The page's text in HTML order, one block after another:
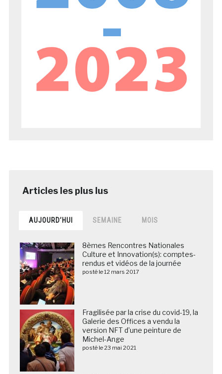
AUJOURD’HUI SEMAINE MOIS
8èmes Rencontres Nationales
Culture et Innovation(s): comptes-
rendus et vidéos de la journée
posté le 12 mars 2017
Fragilisée par la crise du covid-19, la
Galerie des Offices a vendu la
version NFT d’une peinture de
Michel-Ange
posté le 23 mai 2021